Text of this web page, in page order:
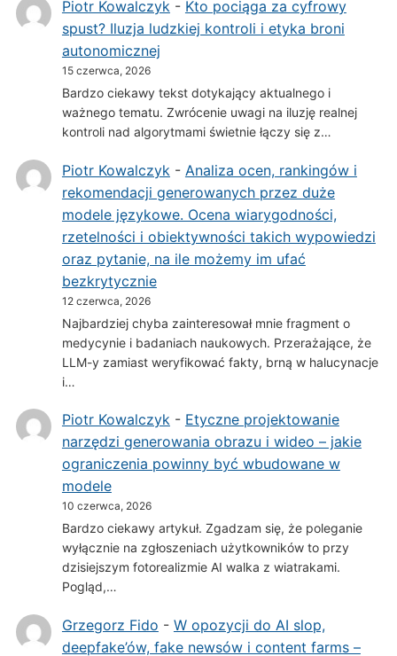
Piotr Kowalczyk- Kto pociąga za cyfrowy
spust? Iluzja ludzkiej kontroli i etyka broni
autonomicznej
15 czerwca, 2026
Bardzo ciekawy tekst dotykający aktualnego i
ważnego tematu. Zwrócenie uwagi na iluzję realnej
kontroli nad algorytmami świetnie łączy się z…
Piotr Kowalczyk - Analiza ocen, rankingów i
rekomendacji generowanych przez duże
modele językowe. Ocena wiarygodności,
rzetelności i obiektywności takich wypowiedzi
oraz pytanie, na ile możemy im ufać
bezkrytycznie
12 czerwca, 2026
Najbardziej chyba zainteresował mnie fragment o
medycynie i badaniach naukowych. Przerażające, że
LLM-y zamiast weryfikować fakty, brną w halucynacje
i…
Piotr Kowalczyk- Etyczne projektowanie
narzędzi generowania obrazu i wideo – jakie
ograniczenia powinny być wbudowane w
modele
10 czerwca, 2026
Bardzo ciekawy artykuł. Zgadzam się, że poleganie
wyłącznie na zgłoszeniach użytkowników to przy
dzisiejszym fotorealizmie AI walka z wiatrakami.
Pogląd,…
Grzegorz Fido - W opozycji do AI slop,
deepfake’ów, fake newsów i content farms –